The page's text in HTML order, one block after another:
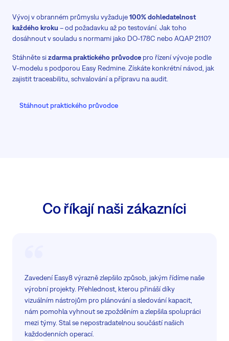
Vývoj v obranném průmyslu vyžaduje100% dohledatelnost
každého kroku – od požadavku až po testování. Jak toho
dosáhnout v souladu s normami jako DO-178C nebo AQAP 2110?
Stáhněte sizdarma praktického průvodce pro řízení vývoje podle
V-modelu s podporou Easy Redmine. Získáte konkrétní návod, jak
zajistit traceabilitu, schvalování a přípravu na audit.
Stáhnout praktického průvodce
Co říkají naši zákazníci
Zavedení Easy8 výrazně zlepšilo způsob, jakým řídíme naše
výrobní projekty. Přehlednost, kterou přináší díky
vizuálním nástrojům pro plánování a sledování kapacit,
nám pomohla vyhnout se zpožděním a zlepšila spolupráci
mezi týmy. Stal se nepostradatelnou součástí našich
každodenních operací.